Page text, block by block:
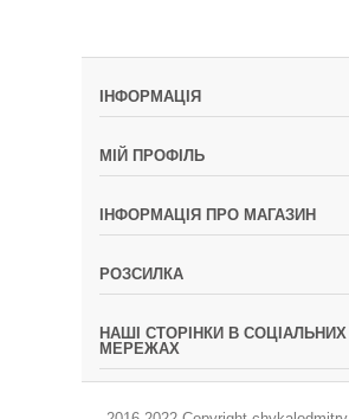
ІНФОРМАЦІЯ
МІЙ ПРОФІЛЬ
ІНФОРМАЦІЯ ПРО МАГАЗИН
РОЗСИЛКА
НАШІ СТОРІНКИ В СОЦІАЛЬНИХ
МЕРЕЖАХ